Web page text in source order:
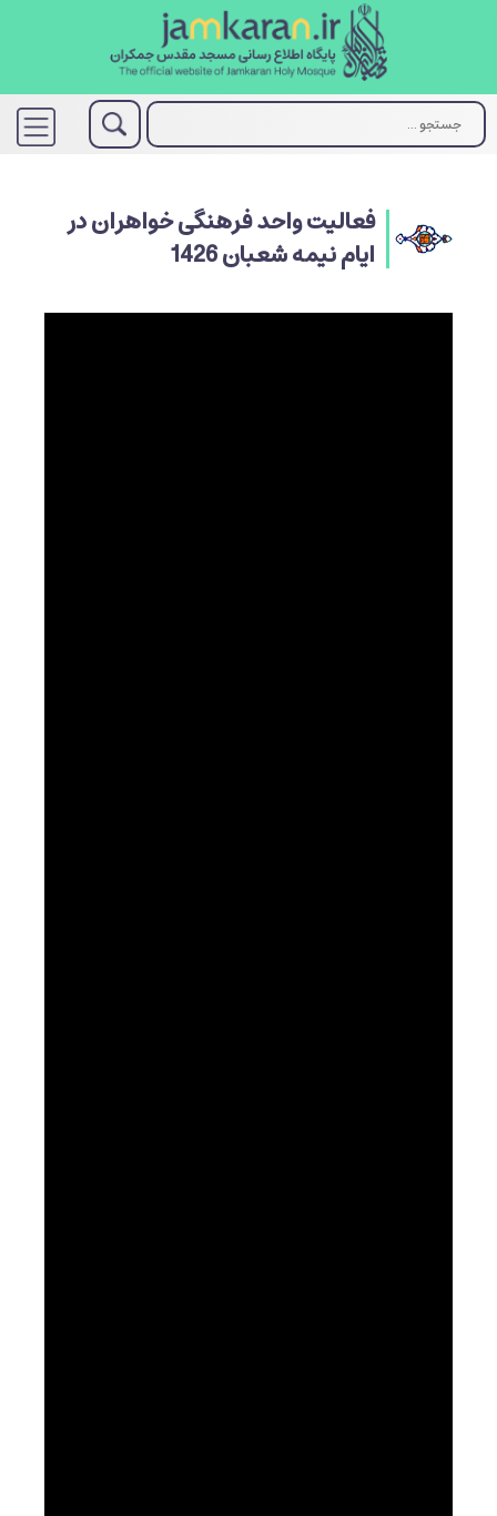
فعالیت واحد فرهنگی خواهران در
ایام نيمه شعبان 1426